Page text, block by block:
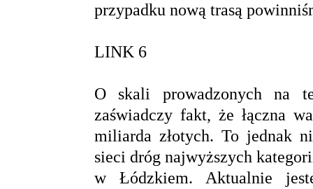
przypadku nową trasą
LINK 6
O skali prowadzonych na
zaświadczy fakt, że łączna
miliarda złotych. To jednak
sieci dróg najwyższych
w Łódzkiem. Aktualnie